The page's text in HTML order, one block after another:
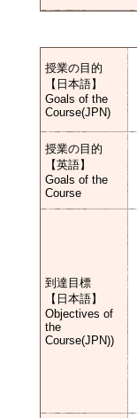
授業の目的
【日本語】
Goals of the
Course(JPN)
授業の目的
【英語】
Goals of the
Course
到達目標
【日本語】
Objectives of
the
Course(JPN))